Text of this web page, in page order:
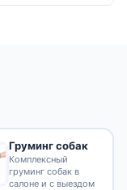
Груминг собак
Комплексный
груминг собак в
салоне и с выездом